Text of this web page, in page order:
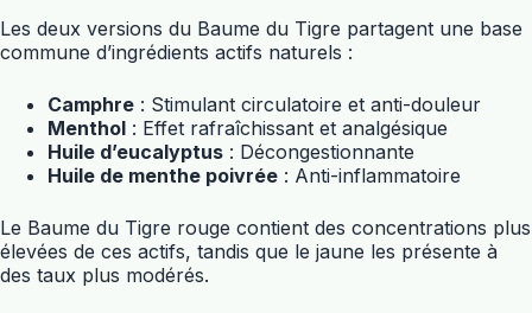
Les deux versions du Baume du Tigre partagent une base
commune d’ingrédients actifs naturels :
Camphre : Stimulant circulatoire et anti-douleur
Menthol : Effet rafraîchissant et analgésique
Huile d’eucalyptus : Décongestionnante
Huile de menthe poivrée : Anti-inflammatoire
Le Baume du Tigre rouge contient des concentrations plus
élevées de ces actifs, tandis que le jaune les présente à
des taux plus modérés.